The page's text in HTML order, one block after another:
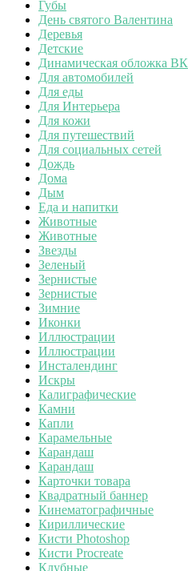
Губы
День святого Валентина
Деревья
Детские
Динамическая обложка ВК
Для автомобилей
Для еды
Для Интерьера
Для кожи
Для путешествий
Для социальных сетей
Дождь
Дома
Дым
Еда и напитки
Животные
Животные
Звезды
Зеленый
Зернистые
Зернистые
Зимние
Иконки
Иллюстрации
Иллюстрации
Инсталендинг
Искры
Калиграфические
Камни
Капли
Карамельные
Карандаш
Карандаш
Карточки товара
Квадратный баннер
Кинематографичные
Кириллические
Кисти Photoshop
Кисти Procreate
Клубные